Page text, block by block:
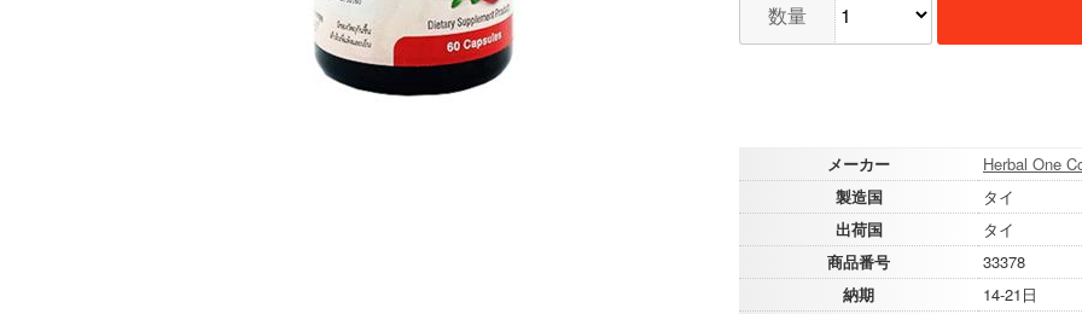
数量
メーカー
Herbal One
製造国
タイ
出荷国
タイ
商品番号
33378
納期
14-21日